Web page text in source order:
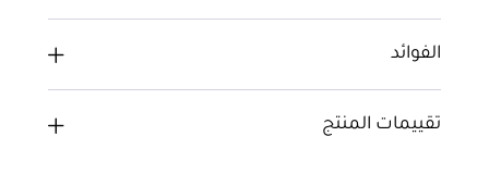
الفوائد
تقييمات المنتج